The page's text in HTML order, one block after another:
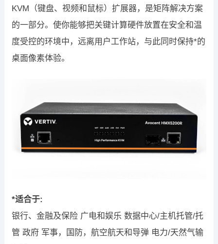
KVM（键盘、视频和鼠标）扩展器，是矩阵解决方案
的一部分。使你能够把关键计算硬件放置在安全和温
度受控的环境中，远离用户工作站，与此同时保持*的
桌面像素体验。
*适合于:
银行、金融及保险 广电和娱乐 数据中心/主机托管/托
管 政府 军事，国防，航空航天和导弹 电力/天然气输